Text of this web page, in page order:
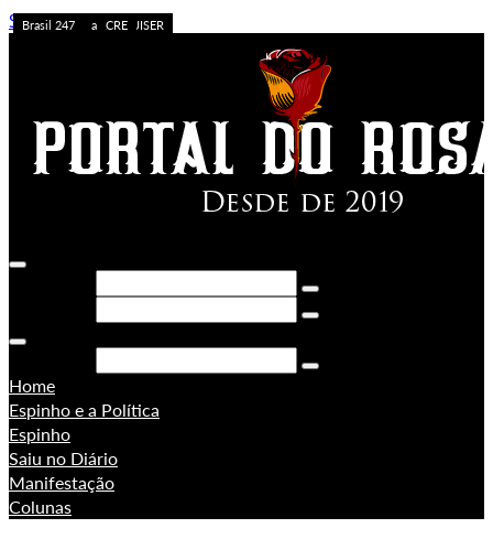
Skip to content
Home
Espinho e a Política
Espinho
Saiu no Diário
Manifestação
Colunas
Caos no Acre
Acolhimento
APOSTA ALTA
ACREDITE QUEM QUISER
A FORÇA DO ACRE
Sem categoria
Ação da PF
Sem categoria
Brasil 247
Brasil 247
PORONGA
Brasil 247